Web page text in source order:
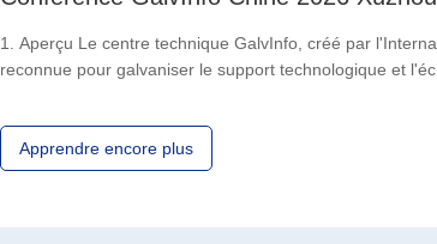
1. Aperçu Le centre technique GalvInfo, créé par
reconnue pour galvaniser le support technologique et
Apprendre encore plus